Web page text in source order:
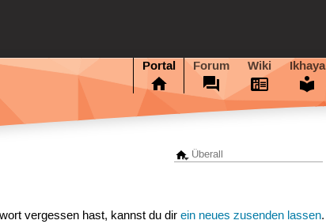
Portal Forum Wiki Ikhaya
vergessen hast, kannst du direin neues zusenden lassen.